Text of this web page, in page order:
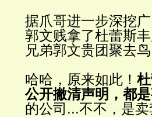
据爪哥进一步深挖
郭文贱拿了杜蕾斯
兄弟郭文贵团聚去鸟
哈哈，原来如此！
公开撇清声明，都
的公司 ...不不，是卖